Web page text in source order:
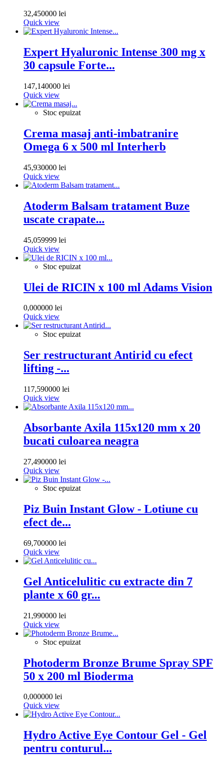
32,450000 lei
Quick view
Expert Hyaluronic Intense 300 mg x
30 capsule Forte...
147,140000 lei
Quick view
Stoc epuizat
Crema masaj anti-imbatranire
Omega 6 x 500 ml Interherb
45,930000 lei
Quick view
Atoderm Balsam tratament Buze
uscate crapate...
45,059999 lei
Quick view
Stoc epuizat
Ulei de RICIN x 100 ml Adams Vision
0,000000 lei
Quick view
Stoc epuizat
Ser restructurant Antirid cu efect
lifting -...
117,590000 lei
Quick view
Absorbante Axila 115x120 mm x 20
bucati culoarea neagra
27,490000 lei
Quick view
Stoc epuizat
Piz Buin Instant Glow - Lotiune cu
efect de...
69,700000 lei
Quick view
Gel Anticelulitic cu extracte din 7
plante x 60 gr...
21,990000 lei
Quick view
Stoc epuizat
Photoderm Bronze Brume Spray SPF
50 x 200 ml Bioderma
0,000000 lei
Quick view
Hydro Active Eye Contour Gel - Gel
pentru conturul...